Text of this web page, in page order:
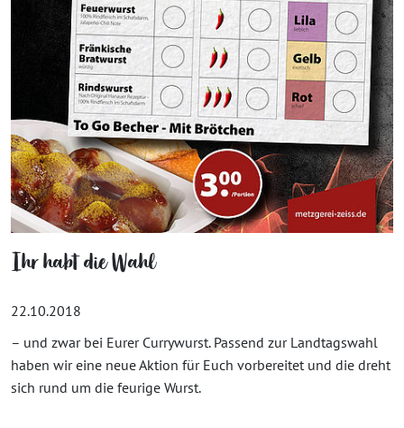
Ihr habt die Wahl
22.10.2018
– und zwar bei Eurer Currywurst. Passend zur Landtagswahl
haben wir eine neue Aktion für Euch vorbereitet und die dreht
sich rund um die feurige Wurst.